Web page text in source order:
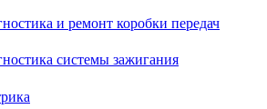
и ремонт коробки передач
системы зажигания